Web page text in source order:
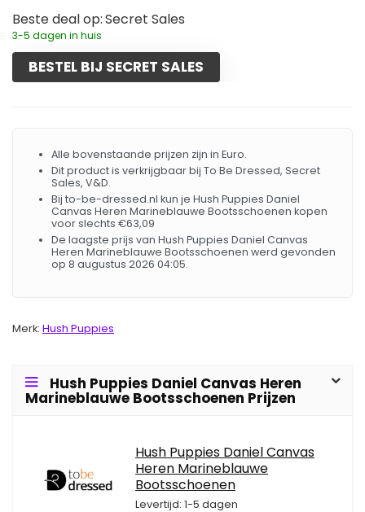
Beste deal op: Secret Sales
3-5 dagen in huis
BESTEL BIJ SECRET SALES
Alle bovenstaande prijzen zijn in Euro.
Dit product is verkrijgbaar bij To Be Dressed, Secret
Sales, V&D.
Bij to-be-dressed.nl kun je Hush Puppies Daniel
Canvas Heren Marineblauwe Bootsschoenen kopen
voor slechts €63,09
De laagste prijs van Hush Puppies Daniel Canvas
Heren Marineblauwe Bootsschoenen werd gevonden
op 8 augustus 2026 04:05.
Merk: Hush Puppies
Hush Puppies Daniel Canvas Heren
Marineblauwe Bootsschoenen Prijzen
Hush Puppies Daniel Canvas
Heren Marineblauwe
Bootsschoenen
Levertijd: 1-5 dagen